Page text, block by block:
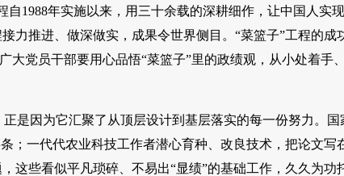
自1988年实施以来，用三十余载的深耕细作，让中国人实
力推进、做深做实，成果令世界侧目。“菜篮子”工程的成
大党员干部要用心品悟“菜篮子”里的政绩观，从小处着手
是因为它汇聚了从顶层设计到基层落实的每一份努力。国
；一代代农业科技工作者潜心育种、改良技术，把论文写
这些看似平凡琐碎、不易出“显绩”的基础工作，久久为功